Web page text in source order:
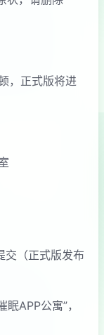
，正式版将进
交（正式版发布
APP公寓”，